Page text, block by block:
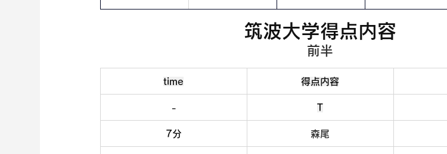
筑波大学得点内容
前半
time 得点内容
- T
7分 森尾